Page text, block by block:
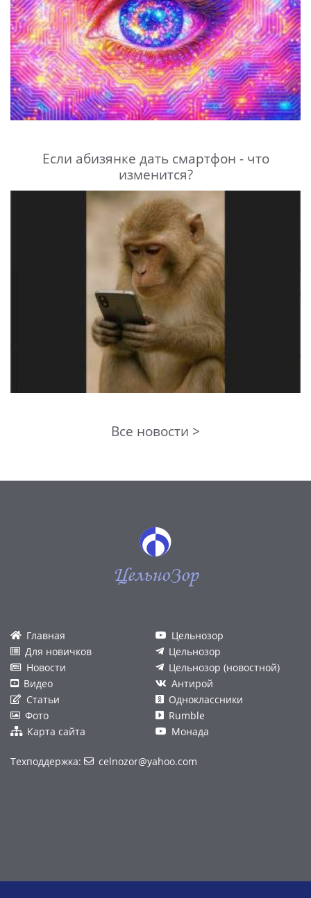
Если абизянке дать смартфон - что
изменится?
Все новости >
ЦельноЗор
Главная
Для новичков
Новости
Видео
Статьи
Фото
Карта сайта
Цельнозор
Цельнозор
Цельнозор (новостной)
Антирой
Одноклассники
Rumble
Монада
Техподдержка: celnozor@yahoo.com